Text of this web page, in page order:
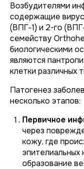
Возбудителями
содержащие
(ВПГ-1) и 2-го
семейству
биологическими
являются
клетки различных
Патогенез
несколько этапов:
Первичное
через
кожу, где
эпителиальных
образование